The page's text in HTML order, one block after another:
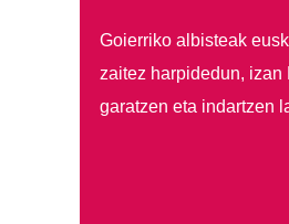
Goierriko albisteak
zaitez harpidedun, izan
garatzen eta indartzen